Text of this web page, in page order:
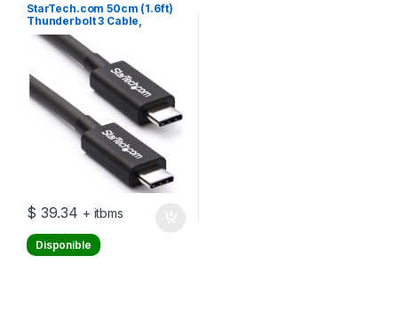
StarTech.com 50cm (1.6ft)
Thunderbolt 3 Cable,
40Gbps, 100W PD, 4K/5K
Video, Thunderbolt-
Certified, Compatible w/
TB4/USB 3.2/DisplayPort –
Cable Thunderbolt – 24 pin
USB-C (M) a 24 pin USB-C
(M) – Th
$ 39.34 + itbms
Disponible